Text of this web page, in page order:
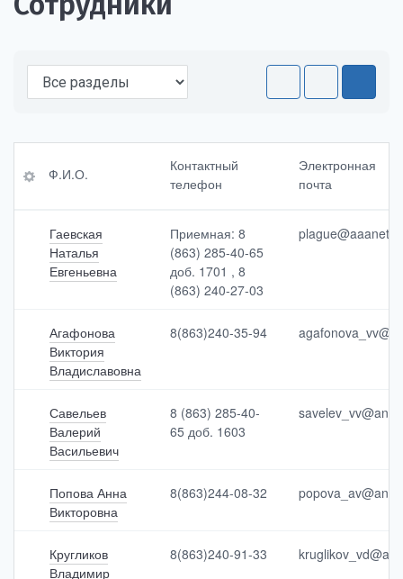
И.
Ко
нта
ктн
>те
ле
фо
н
По умолчанию Выбрать все Отменить все
Ф.И.О.
Контактный
телефон
Электронная
почта
Гаевская
Наталья
Евгеньевна
Приемная: 8
(863) 285-40-65
доб. 1701 , 8
(863) 240-27-03
Агафонова
Виктория
Владиславовна
8(863)240-35-94
Савельев
Валерий
Васильевич
8 (863) 285-40-
65 доб. 1603
Попова Анна
Викторовна
8(863)244-08-32
Кругликов
Владимир
8(863)240-91-33